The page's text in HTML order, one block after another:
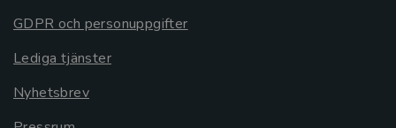
GDPR och personuppgifter
Lediga tjänster
Nyhetsbrev